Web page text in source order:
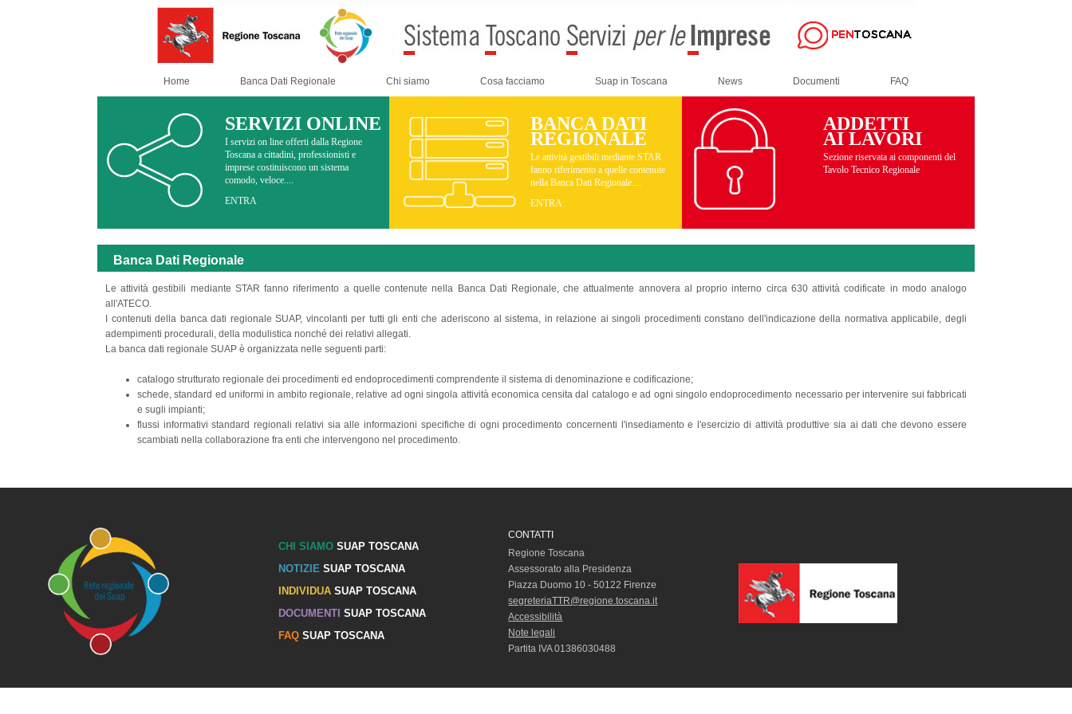
Home Banca Dati Regionale Chi siamo Cosa facciamo Suap in Toscana News Documenti FAQ
ADDETTI
AI LAVORI
Sezione riservata ai componenti del
Tavolo Tecnico Regionale
SERVIZI ONLINE
I servizi on line offerti dalla Regione
Toscana a cittadini, professionisti e
imprese costituiscono un sistema
comodo, veloce....
ENTRA
BANCA DATI
REGIONALE
Le attività gestibili mediante STAR
fanno riferimento a quelle contenute
nella Banca Dati Regionale....
ENTRA
Banca Dati Regionale
Le attività gestibili mediante STAR fanno riferimento a quelle contenute nella Banca Dati Regionale, che attualmente annovera al proprio interno circa 630 attività codificate in modo analogo
all'ATECO.
I contenuti della banca dati regionale SUAP, vincolanti per tutti gli enti che aderiscono al sistema, in relazione ai singoli procedimenti constano dell'indicazione della normativa applicabile, degli
adempimenti procedurali, della modulistica nonché dei relativi allegati.
La banca dati regionale SUAP è organizzata nelle seguenti parti:
catalogo strutturato regionale dei procedimenti ed endoprocedimenti comprendente il sistema di denominazione e codificazione;
schede, standard ed uniformi in ambito regionale, relative ad ogni singola attività economica censita dal catalogo e ad ogni singolo endoprocedimento necessario per intervenire sui fabbricati
e sugli impianti;
flussi informativi standard regionali relativi sia alle informazioni specifiche di ogni procedimento concernenti l'insediamento e l'esercizio di attività produttive sia ai dati che devono essere
scambiati nella collaborazione fra enti che intervengono nel procedimento.
CHI SIAMOSUAP TOSCANA
NOTIZIE SUAP TOSCANA
INDIVIDUASUAP TOSCANA
DOCUMENTI SUAP TOSCANA
FAQSUAP TOSCANA
CONTATTI
Regione Toscana
Assessorato alla Presidenza
Piazza Duomo 10 - 50122 Firenze
segreteriaTTR@regione.toscana.it
Accessibilità
Note legali
Partita IVA 01386030488